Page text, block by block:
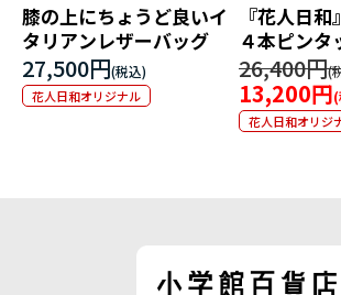
膝の上にちょうど良いイ
タリアンレザーバッグ
27,500円
花人日和オリジナル
『花人日
４本ピンタ
26,400円
13,200円
花人日和オリジ